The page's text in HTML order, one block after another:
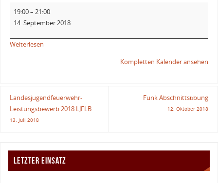
19:00– 21:00
14. September 2018
Weiterlesen
Kompletten Kalender ansehen
Landesjugendfeuerwehr-
Leistungsbewerb 2018 LJFLB
13. Juli 2018
Funk Abschnittsübung
12. Oktober 2018
LETZTER EINSATZ